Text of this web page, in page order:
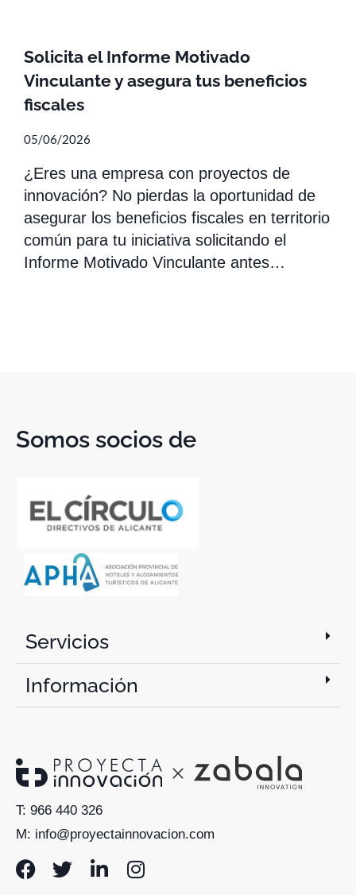
Solicita el Informe Motivado
Vinculante y asegura tus beneficios
fiscales
05/06/2026
¿Eres una empresa con proyectos de
innovación? No pierdas la oportunidad de
asegurar los beneficios fiscales en territorio
común para tu iniciativa solicitando el
Informe Motivado Vinculante antes…
Somos socios de
Servicios
Información
T: 966 440 326
M: info@proyectainnovacion.com